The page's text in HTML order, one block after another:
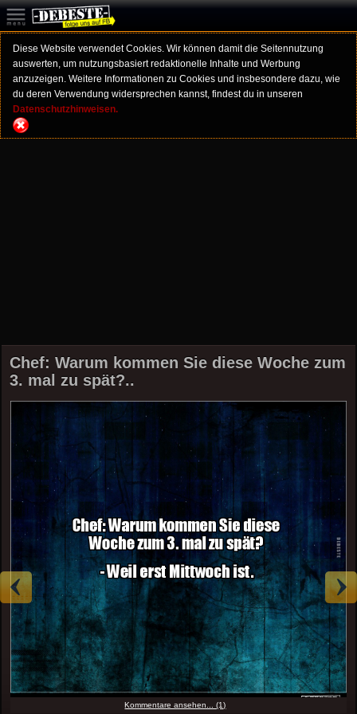
Diese Website verwendet Cookies. Wir können damit die Seitennutzung
auswerten, um nutzungsbasiert redaktionelle Inhalte und Werbung
anzuzeigen. Weitere Informationen zu Cookies und insbesondere dazu, wie
du deren Verwendung widersprechen kannst, findest du in unseren
Datenschutzhinweisen.
Chef: Warum kommen Sie diese Woche zum
3. mal zu spät?..
Kommentare ansehen... (1)